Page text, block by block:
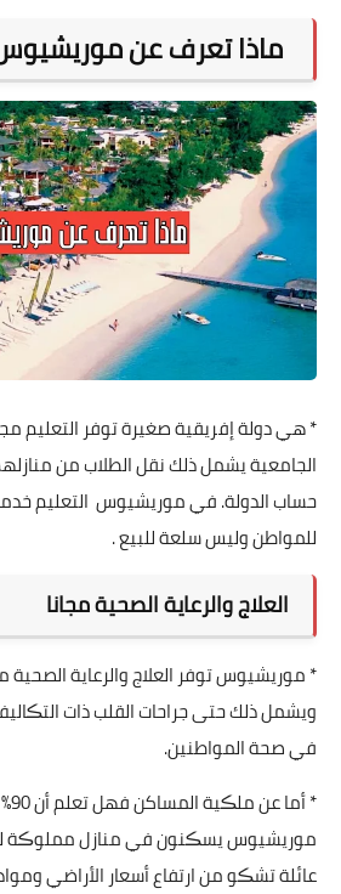
ماذا تعرف عن
* هي دولة إفريقية صغيرة توفر التعليم
الجامعية يشمل ذلك نقل الطلاب من
حساب الدولة. في موريشيوس التعليم
للمواطن وليس سلعة للبيع .
العلاج والرعاية الصحية مجانا
* موريشيوس توفر العلاج والرعاية الصحية
ويشمل ذلك حتى جراحات القلب ذات
في صحة المواطنين.
*
موريشيوس يسڪنون في منازل مملوڪة
عائلة تشڪو من ارتفاع أسعار الأراضي ومواد